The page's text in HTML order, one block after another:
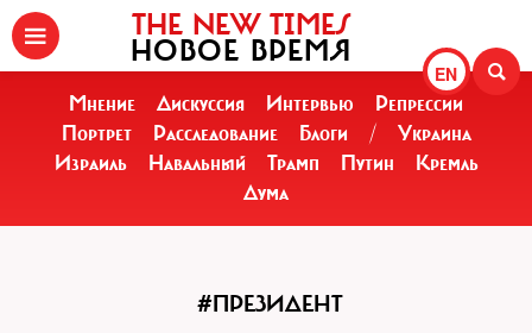
EN
THE NEW TIMES
НОВОЕ ВРЕМЯ
Мнение Дискуссия Интервью
Репрессии
Портрет
Расследование Блоги /
Украина
Израиль
Навальный Трамп Путин
Кремль
Дума
#ПРЕЗИДЕНТ